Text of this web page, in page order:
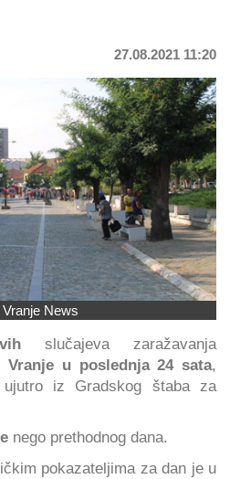
27.08.2021 11:20
Vranje News
slučajeva zaražavanja
Vranje u poslednja 24 sata,
iz Gradskog štaba za
nego prethodnog dana.
pokazateljima za dan je u